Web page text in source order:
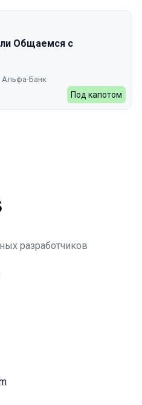
Общаемся с
Альфа-Банк
Под капотом
разработчиков